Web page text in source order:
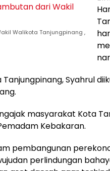
Walikota Tanjungpinang ,
Syahrul
masyarakat Kota
Kebakaran.
pembangunan
perlindungan